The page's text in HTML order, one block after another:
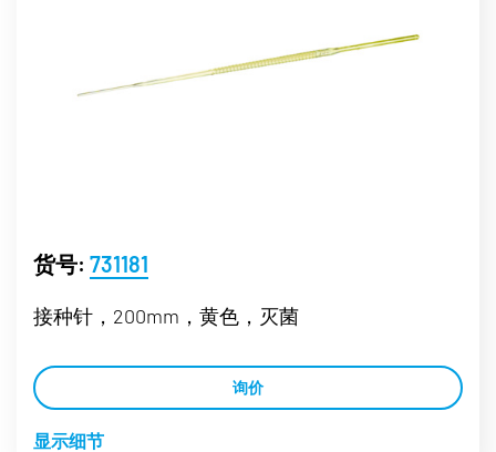
货号: 731181
接种针，200mm，黄色，灭菌
询价
显示细节